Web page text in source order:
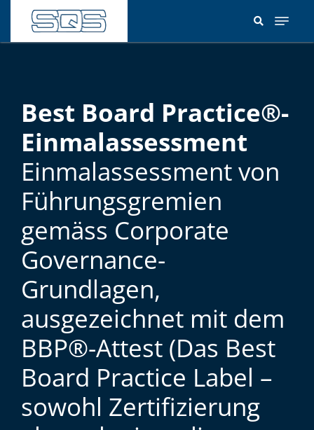
Inhalt
Best Board Practice®-
Einmalassessment
Einmalassessment von
Führungsgremien
gemäss Corporate
Governance-
Grundlagen,
ausgezeichnet mit dem
BBP®-Attest (Das Best
Board Practice Label –
sowohl Zertifizierung